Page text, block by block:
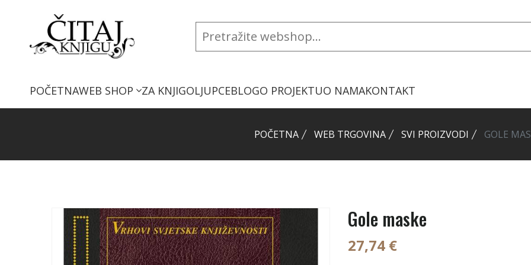
POČETNAWEB SHOP ZA KNJIGOLJUPCEBLOGO PROJEKTUO NAMAKONTAKT
POČETNA WEB TRGOVINA SVI PROIZVODI GOLE
Gole maske
27,74 €